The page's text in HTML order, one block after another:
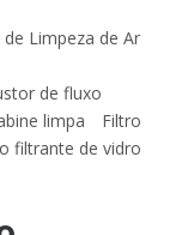
Limpeza de Ar
de fluxo
limpa
Filtro
filtrante de vidro